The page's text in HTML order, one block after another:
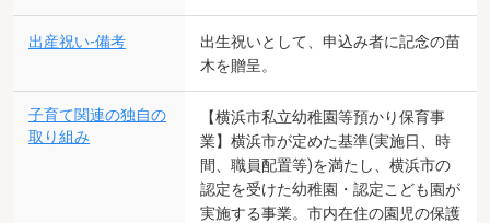
出産祝い-備考
出生祝いとして、申込み者に記念の苗
木を贈呈。
子育て関連の独自の
取り組み
【横浜市私立幼稚園等預かり保育事
業】横浜市が定めた基準(実施日、時
間、職員配置等)を満たし、横浜市の
認定を受けた幼稚園・認定こども園が
実施する事業。市内在住の園児の保護